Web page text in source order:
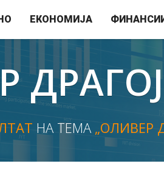
ЕКОНОМИЈА
НА ТЕМА „ОЛИВЕР